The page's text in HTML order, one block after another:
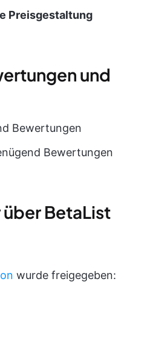
Preisgestaltung
und
Bewertungen
Bewertungen
über BetaList
wurde freigegeben: